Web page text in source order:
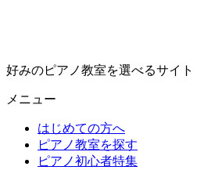
好みのピアノ教室を選べるサイト
メニュー
はじめての方へ
ピアノ教室を探す
ピアノ初心者特集